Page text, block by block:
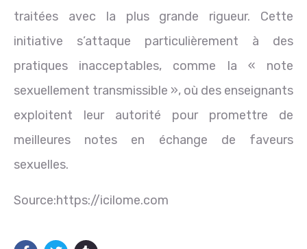
traitées avec la plus grande rigueur. Cette
initiative s’attaque particulièrement à des
pratiques inacceptables, comme la « note
sexuellement transmissible », où des enseignants
exploitent leur autorité pour promettre de
meilleures notes en échange de faveurs
sexuelles.
Source:https://icilome.com